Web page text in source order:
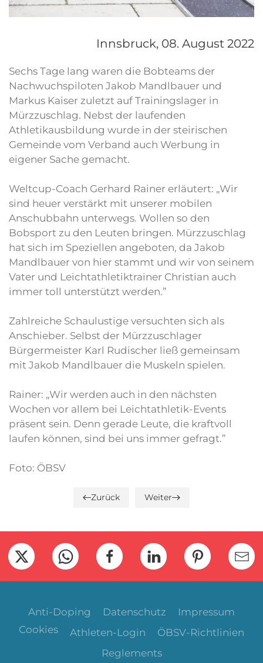
Innsbruck, 08. August 2022
Sechs Tage lang waren die Bobteams der
Nachwuchspiloten Jakob Mandlbauer und
Markus Kaiser zuletzt auf Trainingslager in
Mürzzuschlag. Nebst der laufenden
Athletikausbildung wurde in der steirischen
Gemeinde vom Verband auch Werbung in
eigener Sache gemacht.
Weltcup-Coach Gerhard Rainer erläutert: „Wir
sind heuer verstärkt mit unserer mobilen
Anschubbahn unterwegs. Wollen so den
Bobsport zu den Leuten bringen. Mürzzuschlag
hat sich im Speziellen angeboten, da Jakob
Mandlbauer von hier stammt und wir von seinem
Vater und Leichtathletiktrainer Christian auch
immer toll unterstützt werden.”
Zahlreiche Schaulustige versuchten sich als
Anschieber. Selbst der Mürzzuschlager
Bürgermeister Karl Rudischer ließ gemeinsam
mit Jakob Mandlbauer die Muskeln spielen.
Rainer: „Wir werden auch in den nächsten
Wochen vor allem bei Leichtathletik-Events
präsent sein. Denn gerade Leute, die kraftvoll
laufen können, sind bei uns immer gefragt.”
Foto: ÖBSV
Zurück Weiter
Anti-Doping Datenschutz
Impressum
Cookies
Athleten-Login
ÖBSV-Richtlinien
Reglements